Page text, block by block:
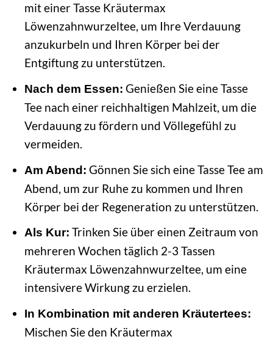
mit einer Tasse Kräutermax
Löwenzahnwurzeltee, um Ihre Verdauung
anzukurbeln und Ihren Körper bei der
Entgiftung zu unterstützen.
Nach dem Essen: Genießen Sie eine Tasse
Tee nach einer reichhaltigen Mahlzeit, um die
Verdauung zu fördern und Völlegefühl zu
vermeiden.
Am Abend: Gönnen Sie sich eine Tasse Tee am
Abend, um zur Ruhe zu kommen und Ihren
Körper bei der Regeneration zu unterstützen.
Als Kur: Trinken Sie über einen Zeitraum von
mehreren Wochen täglich 2-3 Tassen
Kräutermax Löwenzahnwurzeltee, um eine
intensivere Wirkung zu erzielen.
In Kombination mit anderen Kräutertees:
Mischen Sie den Kräutermax